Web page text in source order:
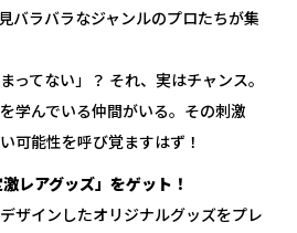
バラバラなジャンルのプロたちが集
ってない」？ それ、実はチャンス。
学んでいる仲間がいる。その刺激
可能性を呼び覚ますはず！
レアグッズ」をゲット！
ザインしたオリジナルグッズをプレ